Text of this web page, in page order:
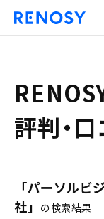
評判・口
「パーソルビ
社」 の検索結果